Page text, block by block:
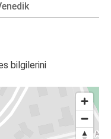
bilgilerini